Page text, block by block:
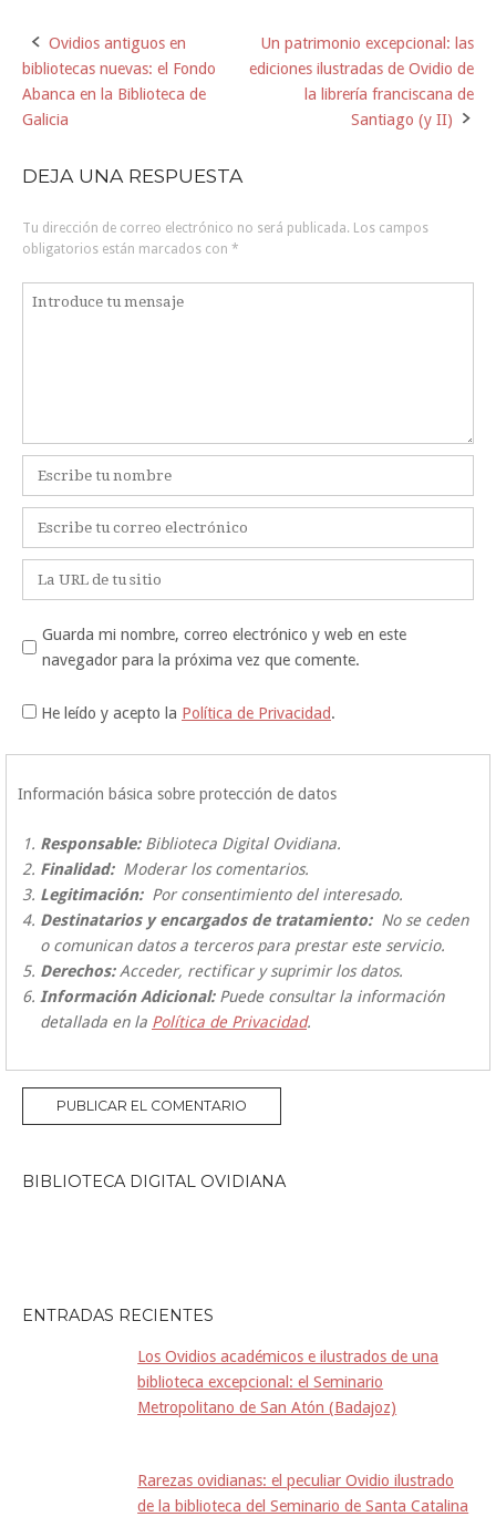
Navegación
de
entrada
Ovidios antiguos en
bibliotecas nuevas: el Fondo
Abanca en la Biblioteca de
Galicia
Un patrimonio excepcional: las
ediciones ilustradas de Ovidio de
la librería franciscana de
Santiago (y II)
DEJA UNA RESPUESTA
Tu dirección de correo electrónico no será publicada. Los campos
obligatorios están marcados con *
Comentario
Nombre
*
electrónico
Guarda mi nombre, correo electrónico y web en este
navegador para la próxima vez que comente.
He leído y acepto la Política de Privacidad.
Información básica sobre protección de datos
Responsable:Biblioteca Digital Ovidiana.
Finalidad:Moderar los comentarios.
Legitimación:Por consentimiento del interesado.
Destinatarios y encargados de tratamiento:No se ceden
o comunican datos a terceros para prestar este servicio.
Derechos:Acceder, rectificar y suprimir los datos.
Información Adicional:Puede consultar la información
detallada en la Política de Privacidad.
BIBLIOTECA DIGITAL OVIDIANA
ENTRADAS RECIENTES
Los Ovidios académicos e ilustrados de una
biblioteca excepcional: el Seminario
Metropolitano de San Atón (Badajoz)
Rarezas ovidianas: el peculiar Ovidio ilustrado
de la biblioteca del Seminario de Santa Catalina